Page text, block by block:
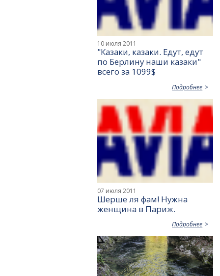
10 июля 2011
"Казаки, казаки. Едут, едут
по Берлину наши казаки"
всего за 1099$
Подробнее
07 июля 2011
Шерше ля фам! Нужна
женщина в Париж.
Подробнее